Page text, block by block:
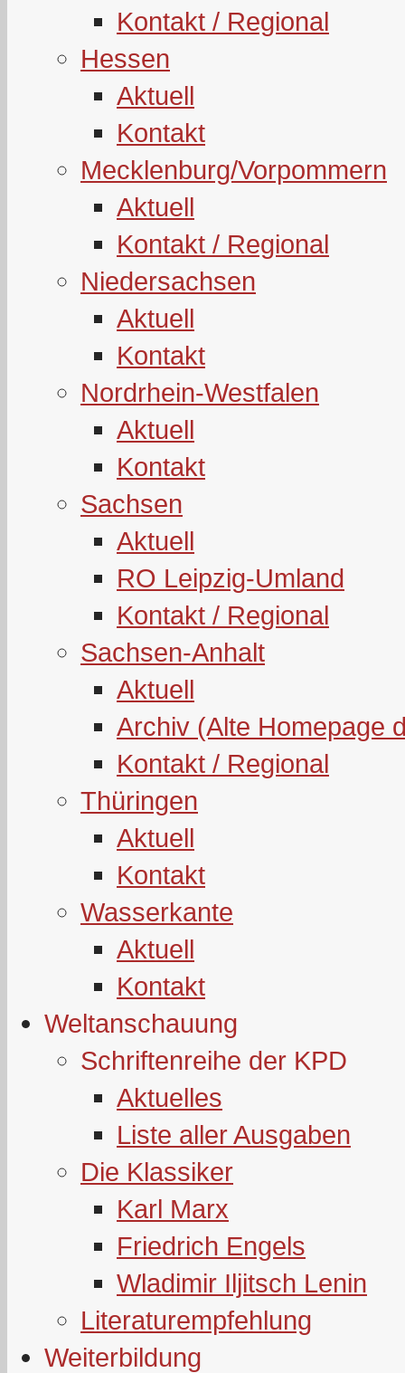
Kontakt / Regional
Hessen
Aktuell
Kontakt
Mecklenburg/Vorpommern
Aktuell
Kontakt / Regional
Niedersachsen
Aktuell
Kontakt
Nordrhein-Westfalen
Aktuell
Kontakt
Sachsen
Aktuell
RO Leipzig-Umland
Kontakt / Regional
Sachsen-Anhalt
Aktuell
Archiv (Alte Homepage
Kontakt / Regional
Thüringen
Aktuell
Kontakt
Wasserkante
Aktuell
Kontakt
Weltanschauung
Schriftenreihe der KPD
Aktuelles
Liste aller Ausgaben
Die Klassiker
Karl Marx
Friedrich Engels
Wladimir Iljitsch Lenin
Literaturempfehlung
Weiterbildung